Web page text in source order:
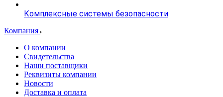
Комплексные системы безопасности
Компания
О компании
Свидетельства
Наши поставщики
Реквизиты компании
Новости
Доставка и оплата